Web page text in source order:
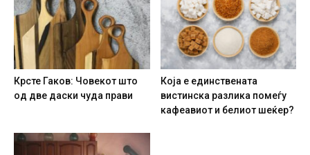
Крсте Гаков: Човекот што
од две даски чуда прави
Која е единствената
вистинска разлика помеѓу
кафеавиот и белиот шеќер?